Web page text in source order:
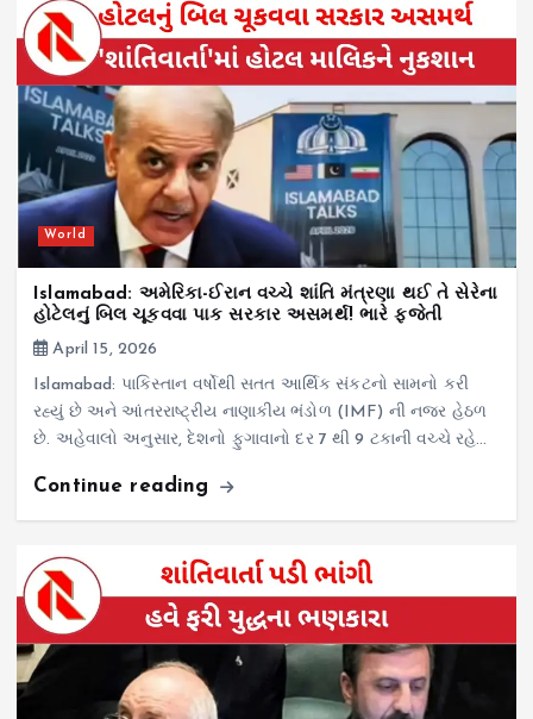
World
Islamabad: અમેરિકા-ઈરાન વચ્ચે શાંતિ મંત્રણા થઈ તે સેરેના
હોટેલનું બિલ ચૂકવવા પાક સરકાર અસમર્થ! ભારે ફજેતી
April 15, 2026
Islamabad: પાકિસ્તાન વર્ષોથી સતત આર્થિક સંકટનો સામનો કરી
રહ્યું છે અને આંતરરાષ્ટ્રીય નાણાકીય ભંડોળ (IMF) ની નજર હેઠળ
છે. અહેવાલો અનુસાર, દેશનો ફુગાવાનો દર 7 થી 9 ટકાની વચ્ચે રહે…
Continue reading